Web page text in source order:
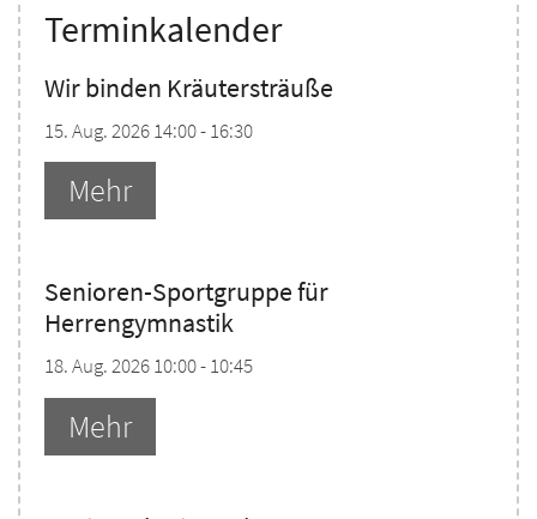
Terminkalender
Wir binden Kräutersträuße
15. Aug. 2026 14:00 - 16:30
Mehr
Senioren-Sportgruppe für
Herrengymnastik
18. Aug. 2026 10:00 - 10:45
Mehr